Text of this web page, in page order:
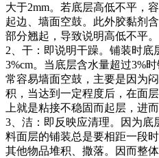
大于2mm。若底层高低不平，
起边、墙面空鼓。此外胶黏剂
部分翘起，导致说明高低不平。
2、干：即说明干躁。铺装时
3%cm。当底层含水量超过3%
常容易墙面空鼓，主要是因为
积，当达到一定程度后，在面
上就是粘接不稳固而起层，进
3、洁：即反映应清理。因为
料面层的铺装总是要相距一段
其他物品堆积、撒落。因而整